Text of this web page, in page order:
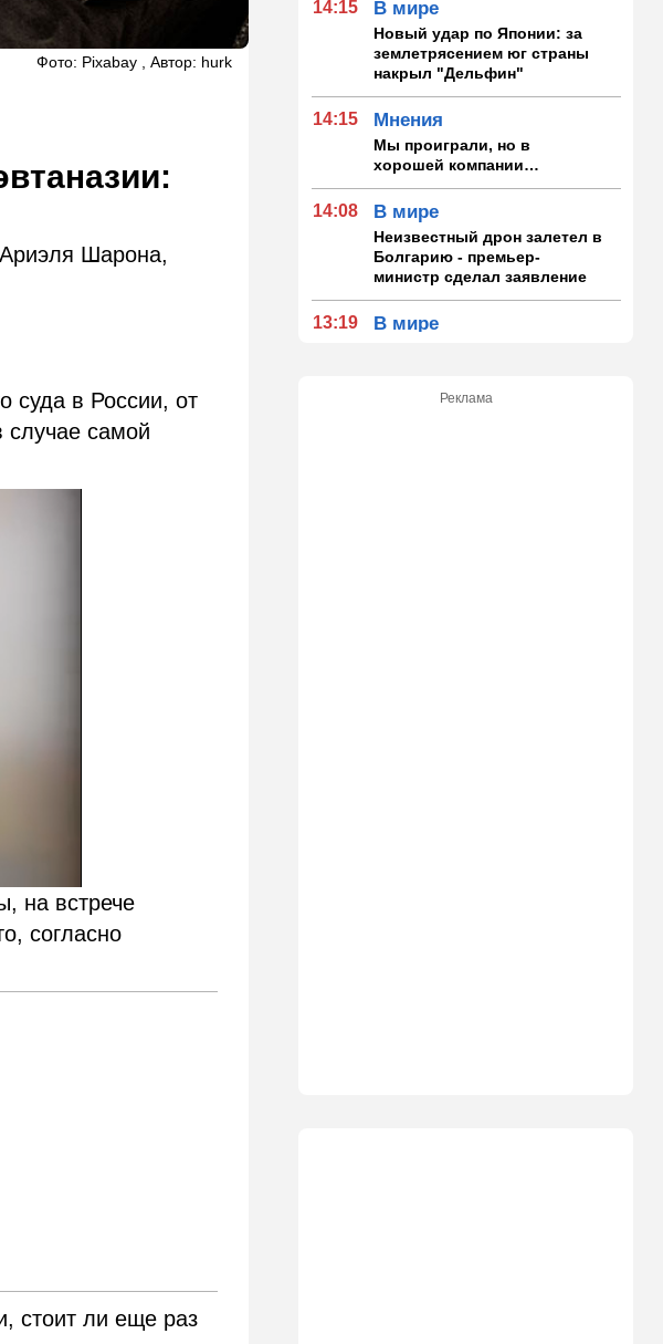
Фото: Pixabay , Автор: hurk
Шарона,
суда в России, от
случае самой
на встрече
согласно
стоит ли еще раз
14:15 В мире
Новый удар по Японии: за
землетрясением юг страны
накрыл "Дельфин"
14:15 Мнения
Мы проиграли, но в
хорошей компании…
14:08 В мире
Неизвестный дрон залетел в
Болгарию - премьер-
министр сделал заявление
13:19 В мире
террористки — посетители
Реклама